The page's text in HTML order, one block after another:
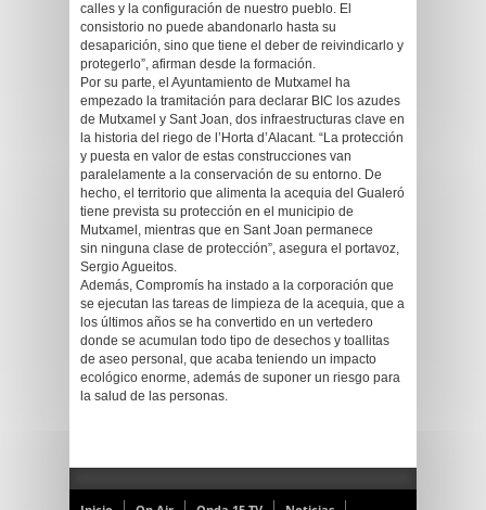
calles y la configuración de nuestro pueblo. El
consistorio no puede abandonarlo hasta su
desaparición, sino que tiene el deber de reivindicarlo y
protegerlo”, afirman desde la formación.
Por su parte, el Ayuntamiento de Mutxamel ha
empezado la tramitación para declarar BIC los azudes
de Mutxamel y Sant Joan, dos infraestructuras clave en
la historia del riego de l’Horta d’Alacant. “La protección
y puesta en valor de estas construcciones van
paralelamente a la conservación de su entorno. De
hecho, el territorio que alimenta la acequia del Gualeró
tiene prevista su protección en el municipio de
Mutxamel, mientras que en Sant Joan permanece
sin ninguna clase de protección”, asegura el portavoz,
Sergio Agueitos.
Además, Compromís ha instado a la corporación que
se ejecutan las tareas de limpieza de la acequia, que a
los últimos años se ha convertido en un vertedero
donde se acumulan todo tipo de desechos y toallitas
de aseo personal, que acaba teniendo un impacto
ecológico enorme, además de suponer un riesgo para
la salud de las personas.